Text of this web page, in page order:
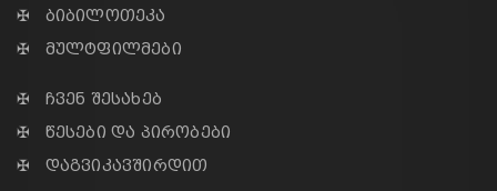
✠ ბიბილოთეკა
✠ მულტფილმები
✠ ჩვენ შესახებ
✠ წესები და პირობები
✠ დაგვიკავშირდით